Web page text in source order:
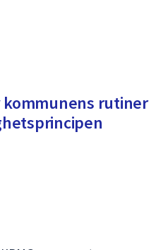
välja
något
kommunens rutiner